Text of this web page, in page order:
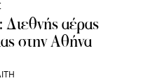
αέρας
στην Αθήνα